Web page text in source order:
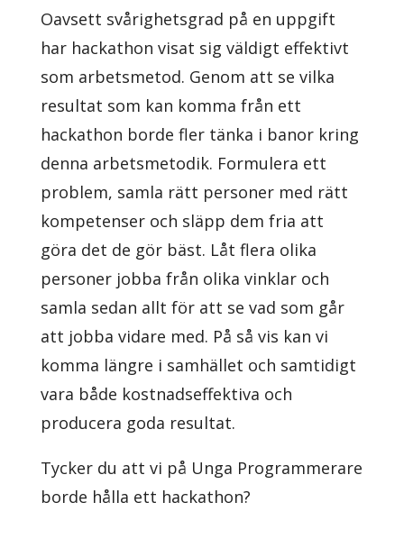
Oavsett svårighetsgrad på en uppgift
har hackathon visat sig väldigt effektivt
som arbetsmetod. Genom att se vilka
resultat som kan komma från ett
hackathon borde fler tänka i banor kring
denna arbetsmetodik. Formulera ett
problem, samla rätt personer med rätt
kompetenser och släpp dem fria att
göra det de gör bäst. Låt flera olika
personer jobba från olika vinklar och
samla sedan allt för att se vad som går
att jobba vidare med. På så vis kan vi
komma längre i samhället och samtidigt
vara både kostnadseffektiva och
producera goda resultat.
Tycker du att vi på Unga Programmerare
borde hålla ett hackathon?